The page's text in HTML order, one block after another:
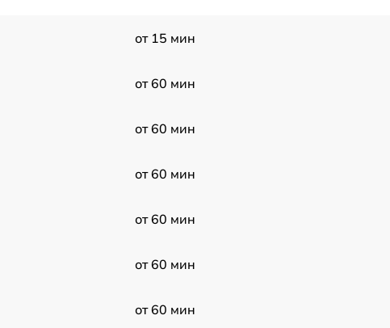
от 15 мин
от 60 мин
от 60 мин
от 60 мин
от 60 мин
от 60 мин
от 60 мин